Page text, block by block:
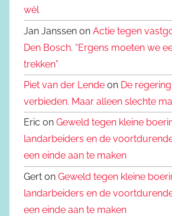
wèl
Jan Janssen on Actie tegen
Den Bosch. “Ergens moeten we
trekken”
Piet van der Lende on De
verbieden. Maar alleen slechte
Eric on Geweld tegen kleine
landarbeiders en de
een einde aan te maken
Gert on Geweld tegen kleine
landarbeiders en de
een einde aan te maken